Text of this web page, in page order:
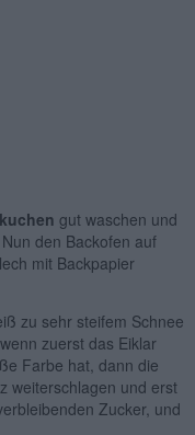
gut waschen und
den Backofen auf
mit Backpapier
zu sehr steifem Schnee
zuerst das Eiklar
Farbe hat, dann die
weiterschlagen und erst
Zucker, und